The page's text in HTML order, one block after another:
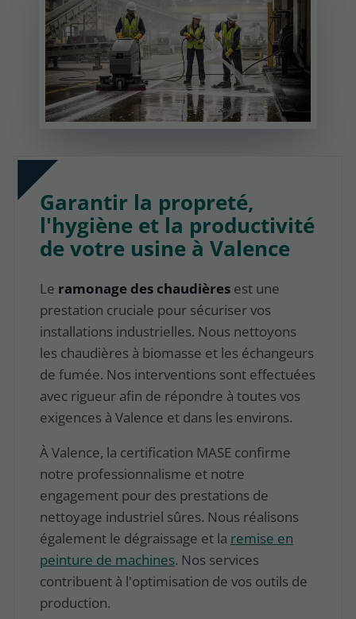
Garantir la propreté,
l'hygiène et la productivité
de votre usine à Valence
Le ramonage des chaudièresest une
prestation cruciale pour sécuriser vos
installations industrielles. Nous nettoyons
les chaudières à biomasse et les échangeurs
de fumée. Nos interventions sont effectuées
avec rigueur afin de répondre à toutes vos
exigences à Valence et dans les environs.
À Valence, la certification MASE confirme
notre professionnalisme et notre
engagement pour des prestations de
nettoyage industriel sûres. Nous réalisons
également le dégraissage et la remise en
peinture de machines. Nos services
contribuent à l'optimisation de vos outils de
production.